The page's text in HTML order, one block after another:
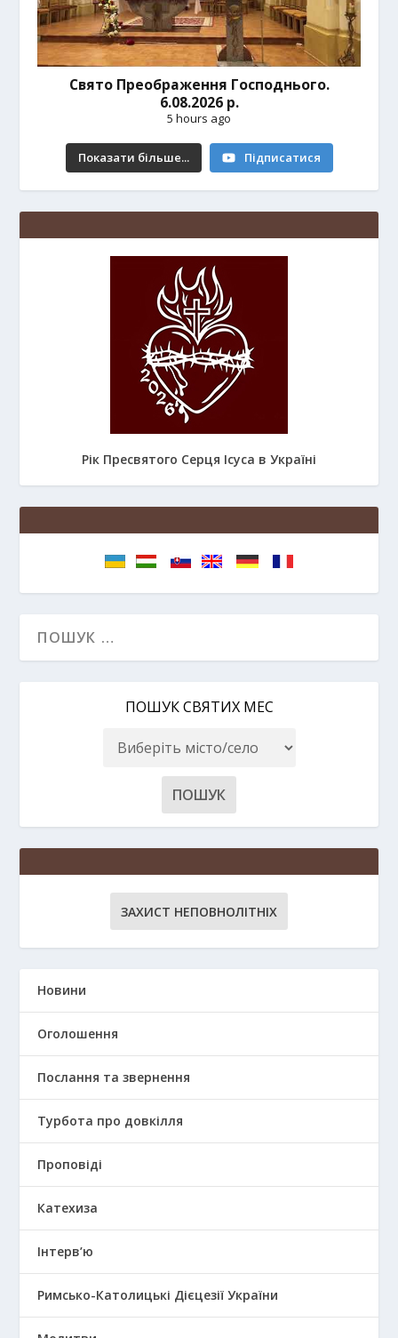
Свято Преображення Господнього.
6.08.2026 р.
5 hours ago
Показати більше... Підписатися
Рік Пресвятого Серця Ісуса в Україні
ПОШУК СВЯТИХ МЕС
ЗАХИСТ НЕПОВНОЛІТНІХ
Новини
Оголошення
Послання та звернення
Турбота про довкілля
Проповіді
Катехиза
Інтерв’ю
Римсько-Католицькі Дієцезії України